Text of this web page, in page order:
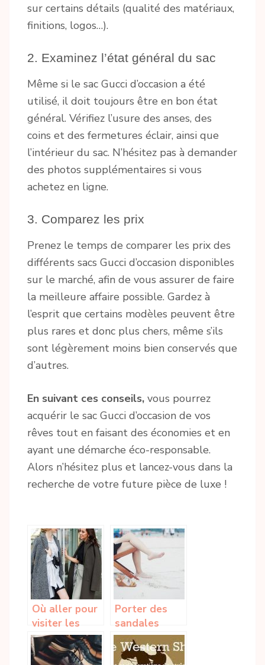
sur certains détails (qualité des matériaux,
finitions, logos…).
2. Examinez l’état général du sac
Même si le sac Gucci d’occasion a été
utilisé, il doit toujours être en bon état
général. Vérifiez l’usure des anses, des
coins et des fermetures éclair, ainsi que
l’intérieur du sac. N’hésitez pas à demander
des photos supplémentaires si vous
achetez en ligne.
3. Comparez les prix
Prenez le temps de comparer les prix des
différents sacs Gucci d’occasion disponibles
sur le marché, afin de vous assurer de faire
la meilleure affaire possible. Gardez à
l’esprit que certains modèles peuvent être
plus rares et donc plus chers, même s’ils
sont légèrement moins bien conservés que
d’autres.
En suivant ces conseils, vous pourrez
acquérir le sac Gucci d’occasion de vos
rêves tout en faisant des économies et en
ayant une démarche éco-responsable.
Alors n’hésitez plus et lancez-vous dans la
recherche de votre future pièce de luxe !
Où aller pour
visiter les
grandes
maisons de
Porter des
sandales
anatomiques
en ete